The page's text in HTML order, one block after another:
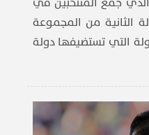
الثانية من المجموعة
التي تستضيفها دولة